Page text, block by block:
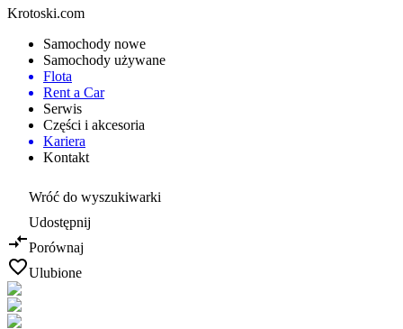
Krotoski.com
Samochody nowe
Samochody używane
Flota
Rent a Car
Serwis
Części i akcesoria
Kariera
Kontakt
Wróć do wyszukiwarki
Udostępnij
Porównaj
Ulubione